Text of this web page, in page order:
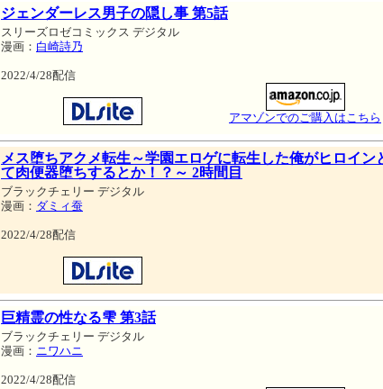
ジェンダーレス男子の隠し事 第5話
スリーズロゼコミックス デジタル
漫画： 白崎詩乃
2022/4/28配信
アマゾンでのご購入はこちら
メス堕ちアクメ転生～学園エロゲに転生した俺がヒロイン
て肉便器堕ちするとか！？～ 2時間目
ブラックチェリー デジタル
漫画： ダミィ蚕
2022/4/28配信
巨精霊の性なる雫 第3話
ブラックチェリー デジタル
漫画： ニワハニ
2022/4/28配信